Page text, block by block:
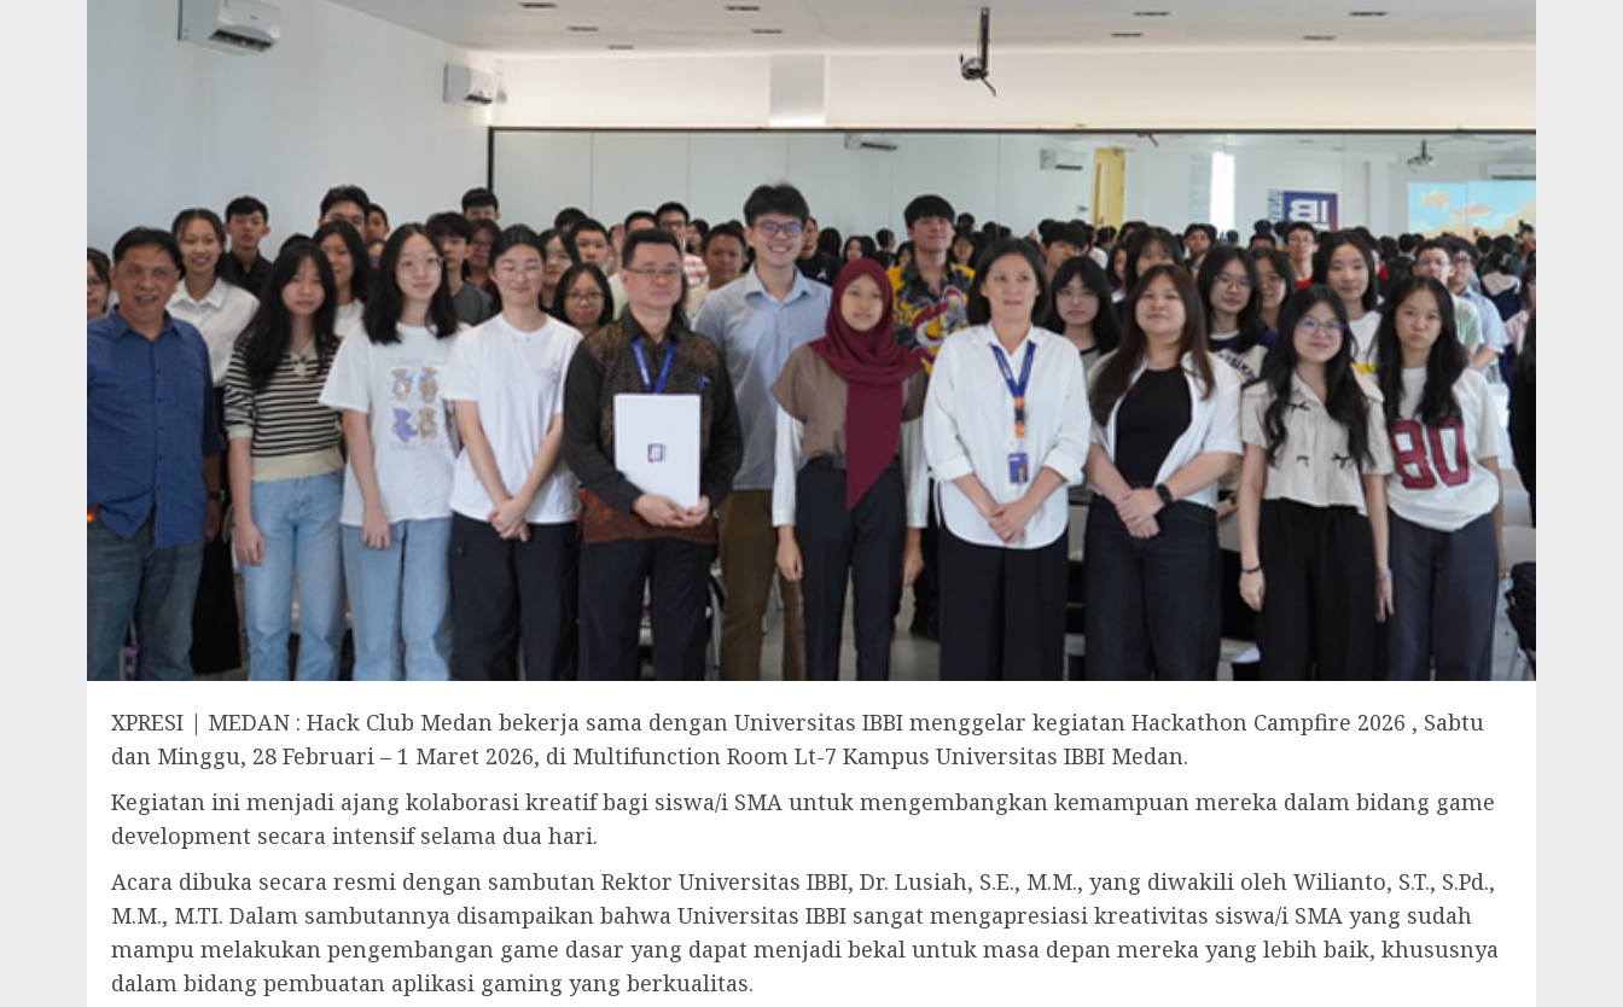
XPRESI | MEDAN : Hack Club Medan bekerja sama dengan Universitas IBBI menggelar kegiatan Hackathon Campfire 2026 , Sabtu
dan Minggu, 28 Februari – 1 Maret 2026, di Multifunction Room Lt-7 Kampus Universitas IBBI Medan.
Kegiatan ini menjadi ajang kolaborasi kreatif bagi siswa/i SMA untuk mengembangkan kemampuan mereka dalam bidang game
development secara intensif selama dua hari.
Acara dibuka secara resmi dengan sambutan Rektor Universitas IBBI, Dr. Lusiah, S.E., M.M., yang diwakili oleh Wilianto, S.T., S.Pd.,
M.M., M.TI. Dalam sambutannya disampaikan bahwa Universitas IBBI sangat mengapresiasi kreativitas siswa/i SMA yang sudah
mampu melakukan pengembangan game dasar yang dapat menjadi bekal untuk masa depan mereka yang lebih baik, khususnya
dalam bidang pembuatan aplikasi gaming yang berkualitas.